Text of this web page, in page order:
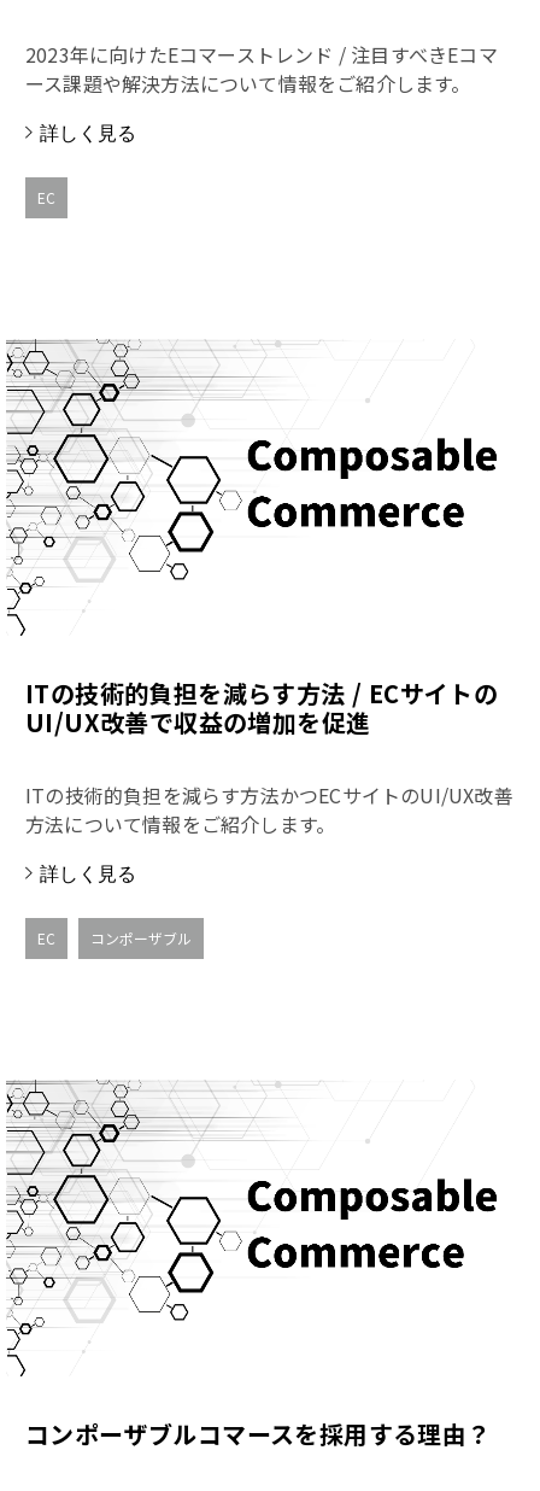
2023年に向けたEコマーストレンド / 注目すべきEコマ
ース課題や解決方法について情報をご紹介します。
詳しく見る
EC
ITの技術的負担を減らす方法 / ECサイトの
UI/UX改善で収益の増加を促進
ITの技術的負担を減らす方法かつECサイトのUI/UX改善
方法について情報をご紹介します。
詳しく見る
EC コンポーザブル
コンポーザブルコマースを採用する理由？